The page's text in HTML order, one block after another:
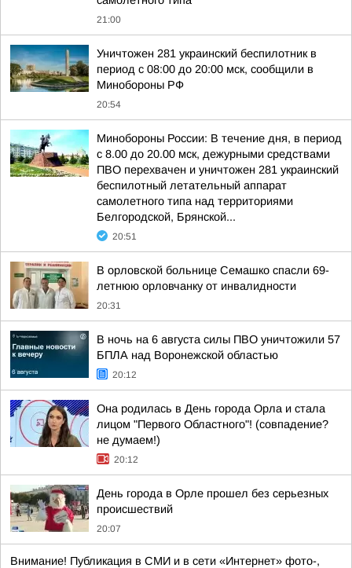
21:00
Уничтожен 281 украинский беспилотник в
период с 08:00 до 20:00 мск, сообщили в
Минобороны РФ
20:54
Минобороны России: В течение дня, в период
с 8.00 до 20.00 мск, дежурными средствами
ПВО перехвачен и уничтожен 281 украинский
беспилотный летательный аппарат
самолетного типа над территориями
Белгородской, Брянской...
20:51
В орловской больнице Семашко спасли 69-
летнюю орловчанку от инвалидности
20:31
В ночь на 6 августа силы ПВО уничтожили 57
БПЛА над Воронежской областью
20:12
Она родилась в День города Орла и стала
лицом "Первого Областного"! (совпадение?
не думаем!)
20:12
День города в Орле прошел без серьезных
происшествий
20:07
Внимание! Публикация в СМИ и в сети «Интернет» фото-,